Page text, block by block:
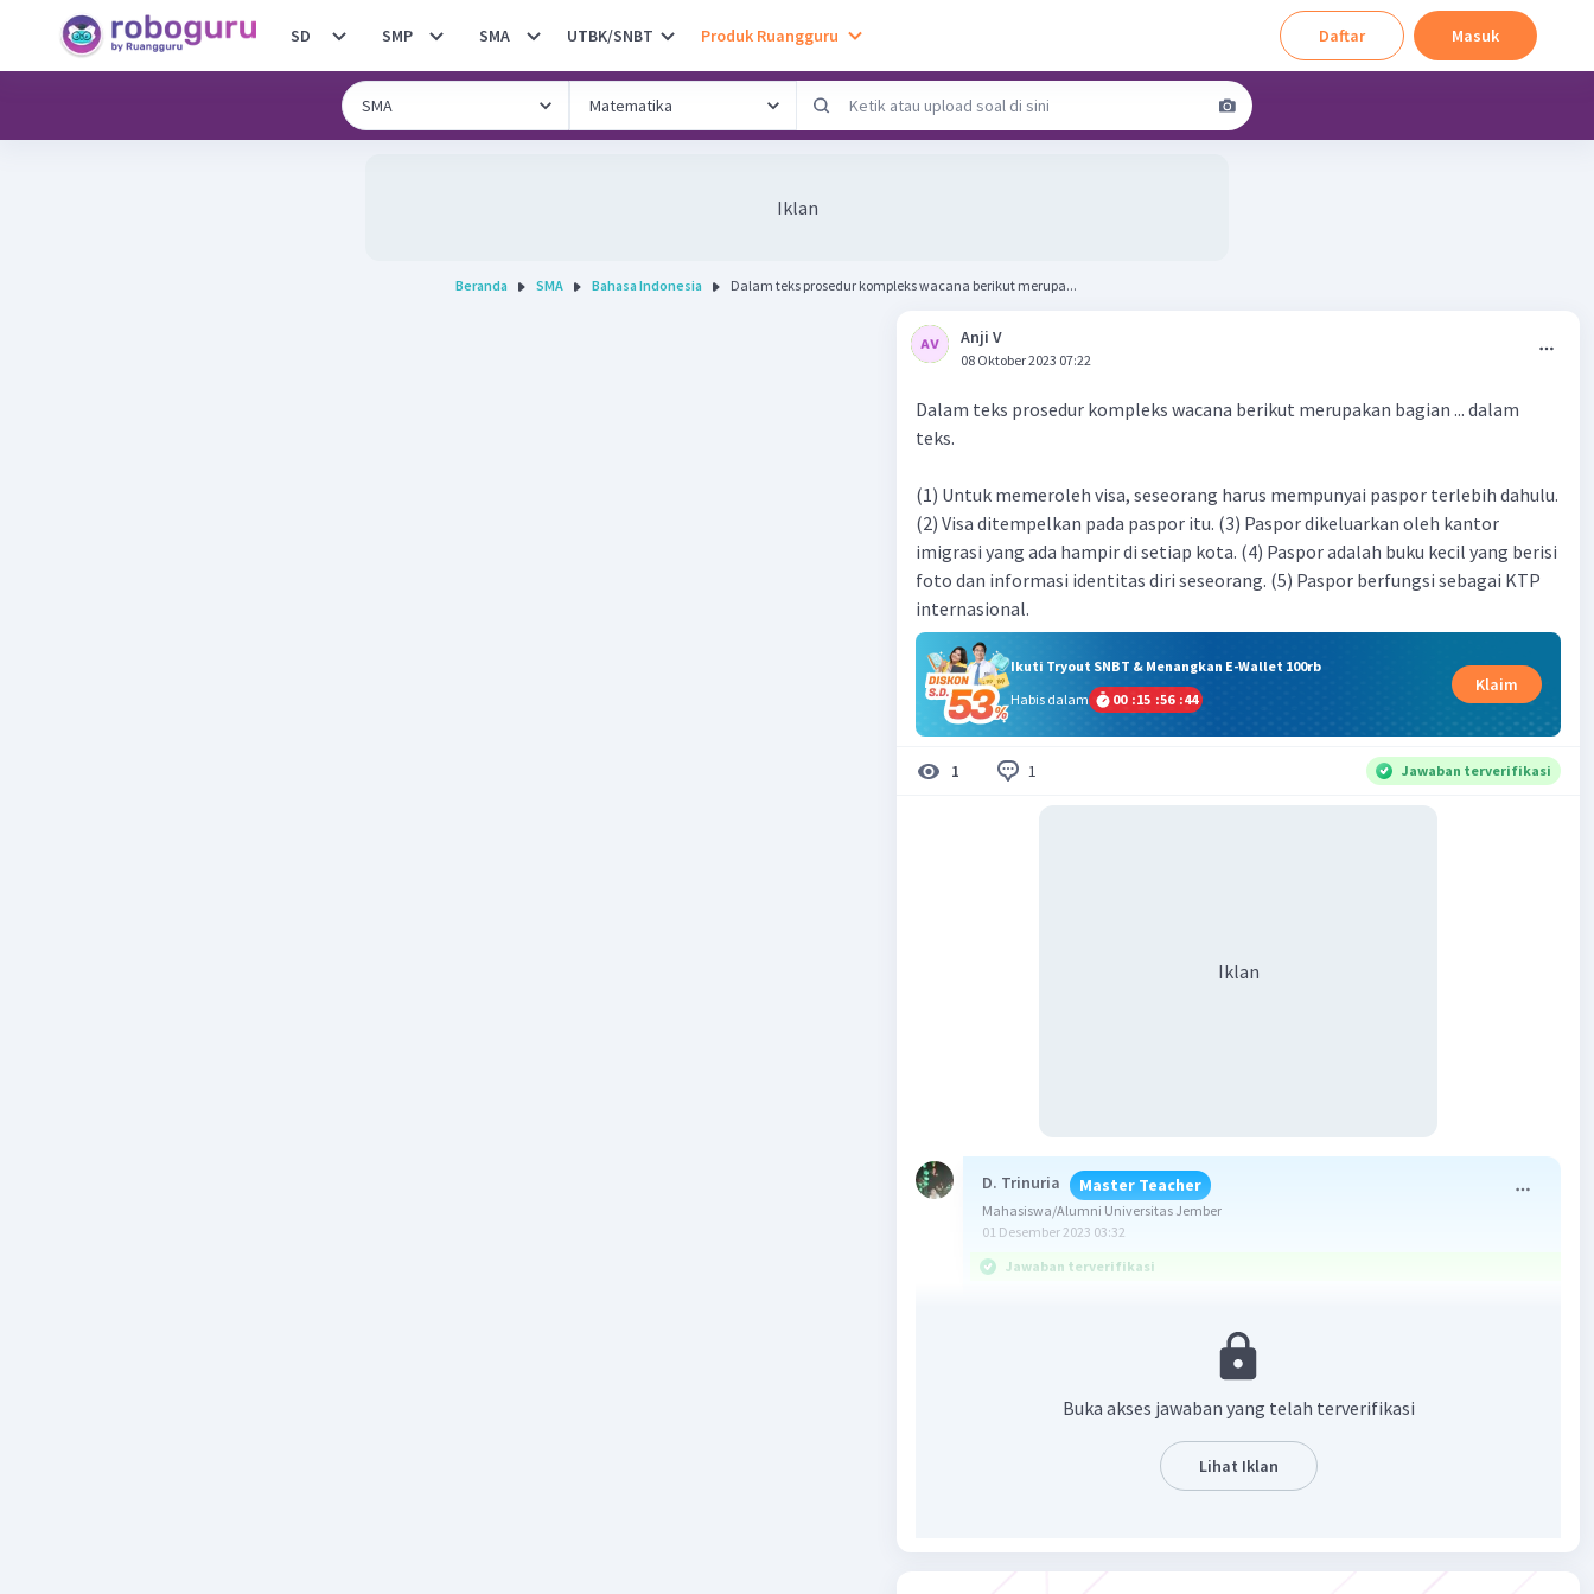
SD SMP SMA UTBK/SNBT Produk Ruangguru Daftar Masuk
Iklan
Beranda SMA Bahasa Indonesia Dalam teks prosedur kompleks wacana berikut merupa...
Anji V
08 Oktober 2023 07:22
Dalam teks prosedur kompleks wacana berikut merupakan bagian ... dalam
teks.
(1) Untuk memeroleh visa, seseorang harus mempunyai paspor terlebih dahulu.
(2) Visa ditempelkan pada paspor itu. (3) Paspor dikeluarkan oleh kantor
imigrasi yang ada hampir di setiap kota. (4) Paspor adalah buku kecil yang berisi
foto dan informasi identitas diri seseorang. (5) Paspor berfungsi sebagai KTP
internasional.
Ikuti Tryout SNBT & Menangkan E-Wallet 100rb
Habis dalam
00 :15 :56 :43
Klaim
1 1 Jawaban terverifikasi
Iklan
D. Trinuria Master Teacher
Mahasiswa/Alumni Universitas Jember
01 Desember 2023 03:32
Jawaban terverifikasi
Teks prosedur adalah teks yang berisi petunjuk atau cara untuk
melakukan suatu kegiatan. Struktur atau bagian teks prosedur yaitu:
Tujuan, berisi hal yang ingin dilakukan dalam suatu kegiatan.
Alat dan bahan, memuat segala alat atau bahan yang
Buka akses jawaban yang telah terverifikasi
Lihat Iklan